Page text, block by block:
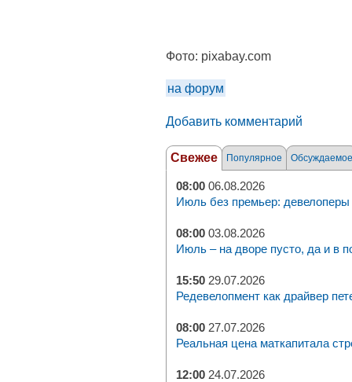
Фото: pixabay.com
на форум
Добавить комментарий
Свежее Популярное Обсуждаемое
08:00 06.08.2026
Июль без премьер: девелоперы
08:00 03.08.2026
Июль – на дворе пусто, да и в
15:50 29.07.2026
Редевелопмент как драйвер
08:00 27.07.2026
Реальная цена маткапитала
12:00 24.07.2026